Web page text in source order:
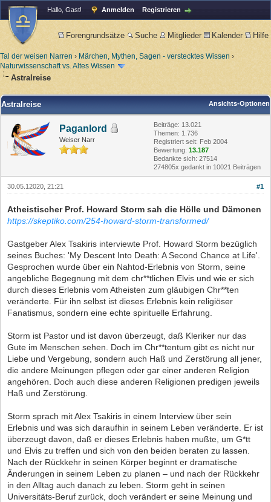
Hallo, Gast! Anmelden Registrieren
Forengrundsätze Suche Mitglieder Kalender Hilfe
Tal der weisen Narren › Märchen, Mythen, Sagen - verstecktes Wissen ›
Naturwissenschaft vs. Altes Wissen
Astralreise
Ansichts-Optionen
Astralreise
Paganlord
Weiser Narr
Beiträge: 13.021
Themen: 1.736
Registriert seit: Feb 2004
Bewertung: 13.187
Bedankte sich: 27514
274805x gedankt in 10021 Beiträgen
#1
30.05.12020, 21:21
Atheistischer Prof. Howard Storm sah die Hölle und Dämonen
https://skeptiko.com/254-howard-storm-transformed/
Gastgeber Alex Tsakiris interviewte Prof. Howard Storm bezüglich
seines Buches: 'My Descent Into Death: A Second Chance at Life'.
Gesprochen wurde über ein Nahtod-Erlebnis von Storm, seine
angebliche Begegnung mit dem chr**tlichen Elvis und wie er sich
durch dieses Erlebnis vom Atheisten zum gläubigen Chr**ten
veränderte. Für ihn selbst ist dieses Erlebnis kein religiöser
Fanatismus, sondern eine echte spirituelle Erfahrung.
Storm ist Pastor und ist davon überzeugt, daß Kleriker nur das
Gute im Menschen sehen. Doch im Chr**tentum gibt es nicht nur
Liebe und Vergebung, sondern auch Haß und Zerstörung all jener,
die andere Meinungen pflegen oder gar einer anderen Religion
angehören. Doch auch diese anderen Religionen predigen jeweils
Haß und Zerstörung.
Storm sprach mit Alex Tsakiris in einem Interview über sein
Erlebnis und was sich daraufhin in seinem Leben veränderte. Er ist
überzeugt davon, daß er dieses Erlebnis haben mußte, um G*tt
und Elvis zu treffen und sich von den beiden beraten zu lassen.
Nach der Rückkehr in seinen Körper beginnt er dramatische
Änderungen in seinem Leben zu planen ‒ und nach der Rückkehr
in den Alltag auch danach zu leben. Storm geht in seinen
Universitäts-Beruf zurück, doch verändert er seine Meinung und